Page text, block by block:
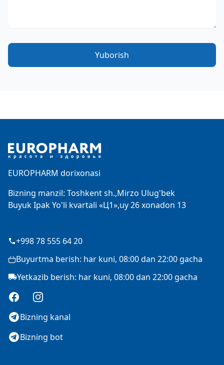
Yuborish
EUROPHARM dorixonasi
Bizning manzil: Toshkent sh.,Mirzo Ulug'bek
Buyuk Ipak Yo'li kvartali «Ц1»,uy 26 xonadon 13
+998 78 555 64 20
Buyurtma berish: har kuni, 08:00 dan 22:00 gacha
Yetkazib berish: har kuni, 08:00 dan 22:00 gacha
FacebookInstagram
Bizning kanal
Bizning bot